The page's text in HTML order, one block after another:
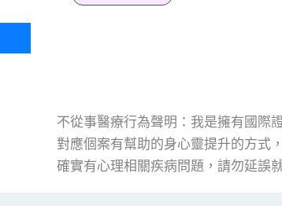
不從事醫療行為聲明：我是擁有國際
對應個案有幫助的身心靈提升的方式
確實有心理相關疾病問題，請勿延誤